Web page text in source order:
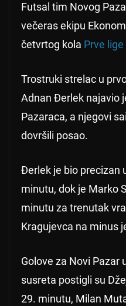
Futsal tim Novog
večeras ekipu
četvrtog kola Prve lige
Trostruki strelac u
Adnan Đerlek najavio
Pazaraca, a njegovi
dovršili posao.
Đerlek je bio precizan
minutu, dok je Marko
minutu za trenutak
Kragujevca na minus
Golove za Novi Pazar
susreta postigli su
29. minutu, Milan